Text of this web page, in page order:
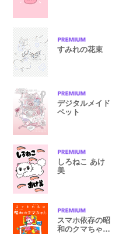
すみれの花束
デジタルメイド
ペット
しろねこ あけ
美
スマホ依存の昭
和のクマちゃん